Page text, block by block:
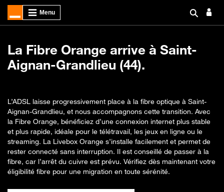
La Fibre Orange arrive à Saint-
Aignan-Grandlieu (44).
L’ADSL laisse progressivement place à la fibre optique à Saint-
Aignan-Grandlieu, et nous accompagnons cette transition. Avec
la Fibre Orange, bénéficiez d’une connexion internet plus stable
et plus rapide, idéale pour le télétravail, les jeux en ligne ou le
streaming. La Livebox Orange s’installe facilement et permet de
rester connecté sans interruption. Il est conseillé de passer à la
fibre, car l’arrêt du cuivre est prévu. Vérifiez dès maintenant votre
éligibilité fibre pour une migration en toute sérénité.